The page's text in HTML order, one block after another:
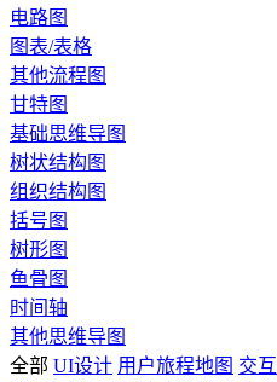
电路图
图表/表格
其他流程图
甘特图
基础思维导图
树状结构图
组织结构图
括号图
树形图
鱼骨图
时间轴
其他思维导图
全部 UI设计 用户旅程地图 交